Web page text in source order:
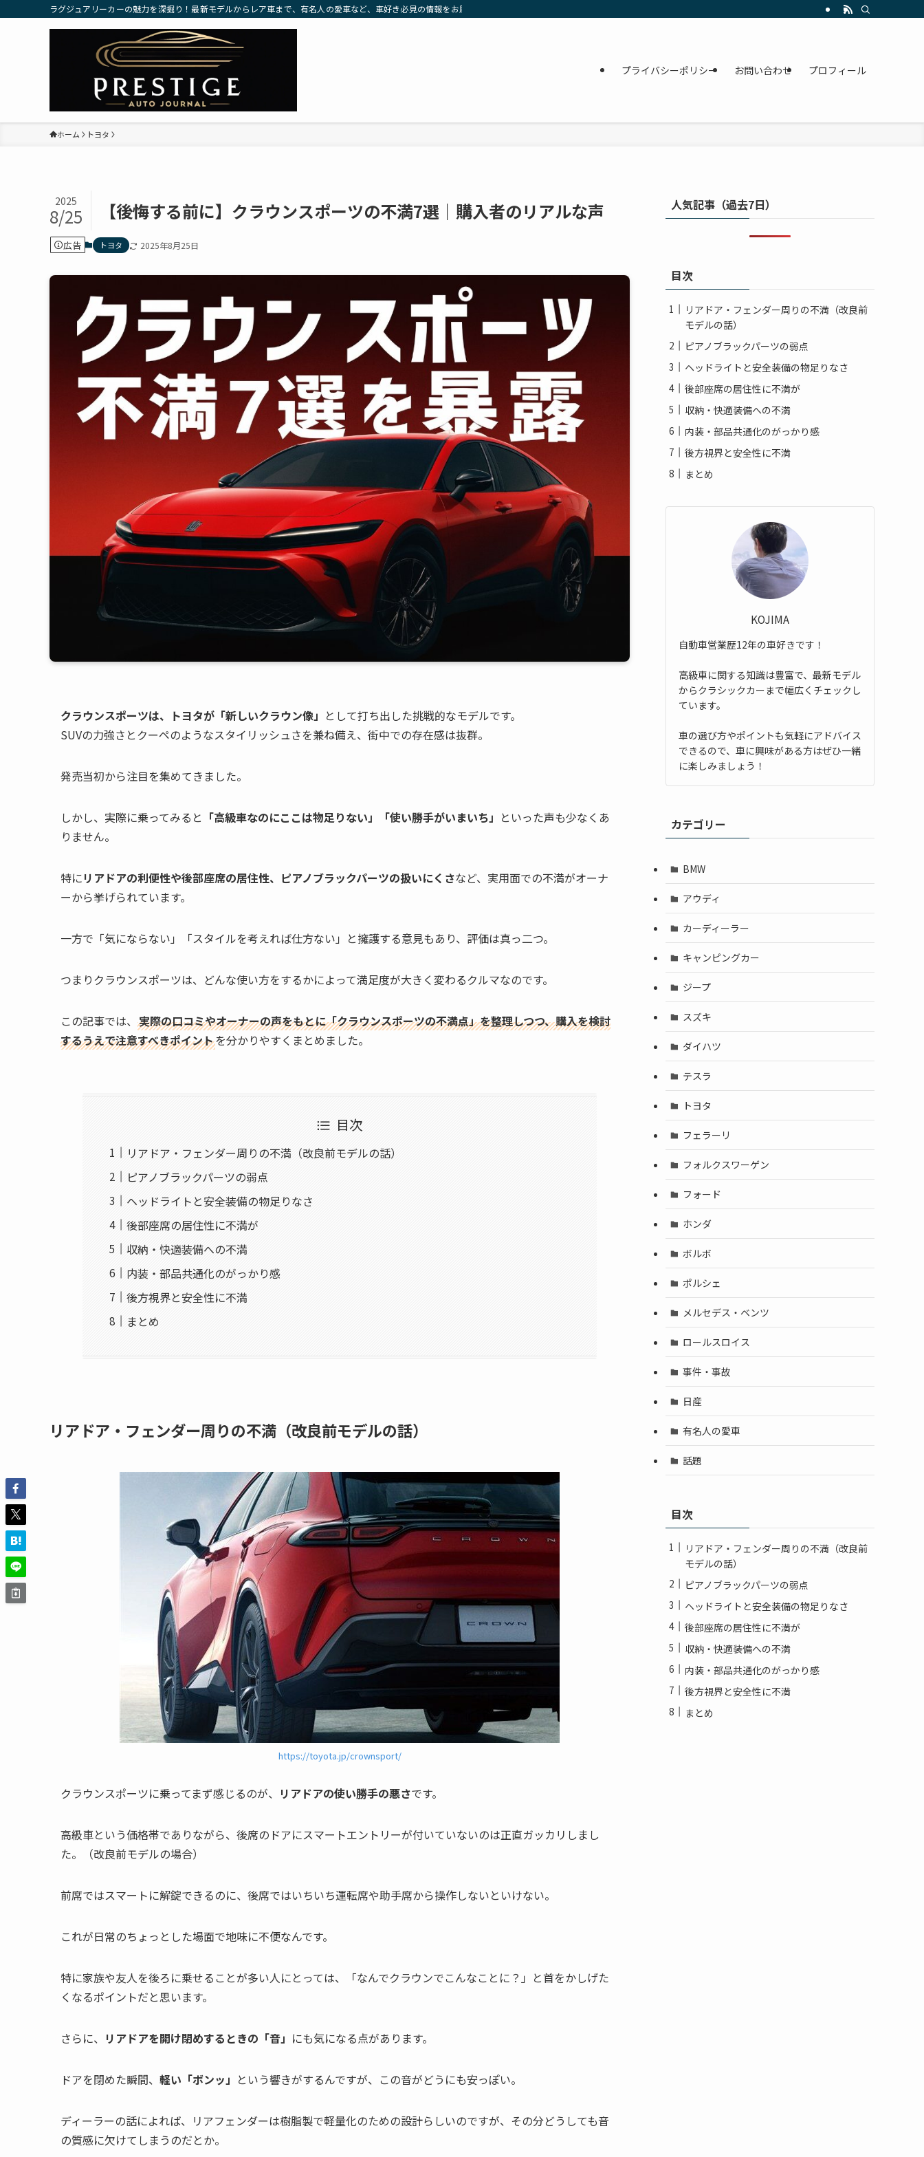
ラグジュアリーカーの魅力を深掘り！最新モデルからレア車まで、有名人の愛車など、車好き必見の情報をお届け」
プライバシーポリシー お問い合わせ プロフィール
ホーム トヨタ
【後悔する前に】クラウンスポーツの不満7選｜購入者のリアルな声
2025
8/25
広告 トヨタ 2025年8月25日
クラウンスポーツは、トヨタが「新しいクラウン像」 として打ち出した挑戦的なモデルです。
SUVの力強さとクーペのようなスタイリッシュさを兼ね備え、街中での存在感は抜群。
発売当初から注目を集めてきました。
しかし、実際に乗ってみると 「高級車なのにここは物足りない」「使い勝手がいまいち」 といった声も少なくあ
りません。
特にリアドアの利便性や後部座席の居住性、ピアノブラックパーツの扱いにくさなど、実用面での不満がオーナ
ーから挙げられています。
一方で「気にならない」「スタイルを考えれば仕方ない」と擁護する意見もあり、評価は真っ二つ。
つまりクラウンスポーツは、どんな使い方をするかによって満足度が大きく変わるクルマなのです。
この記事では、 実際の口コミやオーナーの声をもとに「クラウンスポーツの不満点」を整理しつつ、購入を検討
するうえで注意すべきポイントを分かりやすくまとめました。
目次
リアドア・フェンダー周りの不満（改良前モデルの話）
ピアノブラックパーツの弱点
ヘッドライトと安全装備の物足りなさ
後部座席の居住性に不満が
収納・快適装備への不満
内装・部品共通化のがっかり感
後方視界と安全性に不満
まとめ
リアドア・フェンダー周りの不満（改良前モデルの話）
https://toyota.jp/crownsport/
クラウンスポーツに乗ってまず感じるのが、 リアドアの使い勝手の悪さです。
高級車という価格帯でありながら、後席のドアにスマートエントリーが付いていないのは正直ガッカリしまし
た。（改良前モデルの場合）
前席ではスマートに解錠できるのに、後席ではいちいち運転席や助手席から操作しないといけない。
これが日常のちょっとした場面で地味に不便なんです。
特に家族や友人を後ろに乗せることが多い人にとっては、「なんでクラウンでこんなことに？」と首をかしげた
くなるポイントだと思います。
さらに、 リアドアを開け閉めするときの「音」 にも気になる点があります。
ドアを閉めた瞬間、 軽い「ボンッ」 という響きがするんですが、この音がどうにも安っぽい。
ディーラーの話によれば、リアフェンダーは樹脂製で軽量化のための設計らしいのですが、その分どうしても音
の質感に欠けてしまうのだとか。
人気記事（過去7日）
目次
リアドア・フェンダー周りの不満（改良前
モデルの話）
ピアノブラックパーツの弱点
ヘッドライトと安全装備の物足りなさ
後部座席の居住性に不満が
収納・快適装備への不満
内装・部品共通化のがっかり感
後方視界と安全性に不満
まとめ
KOJIMA
自動車営業歴12年の車好きです！
高級車に関する知識は豊富で、最新モデル
からクラシックカーまで幅広くチェックし
ています。
車の選び方やポイントも気軽にアドバイス
できるので、車に興味がある方はぜひ一緒
に楽しみましょう！
カテゴリー
BMW
アウディ
カーディーラー
キャンピングカー
ジープ
スズキ
ダイハツ
テスラ
トヨタ
フェラーリ
フォルクスワーゲン
フォード
ホンダ
ボルボ
ポルシェ
メルセデス・ベンツ
ロールスロイス
事件・事故
日産
有名人の愛車
話題
目次
リアドア・フェンダー周りの不満（改良前
モデルの話）
ピアノブラックパーツの弱点
ヘッドライトと安全装備の物足りなさ
後部座席の居住性に不満が
収納・快適装備への不満
内装・部品共通化のがっかり感
後方視界と安全性に不満
まとめ